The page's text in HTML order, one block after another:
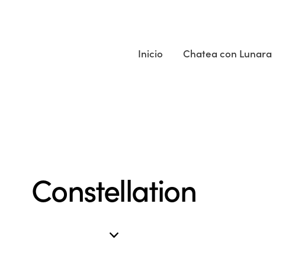
Inicio Chatea con Lunara
Constellation